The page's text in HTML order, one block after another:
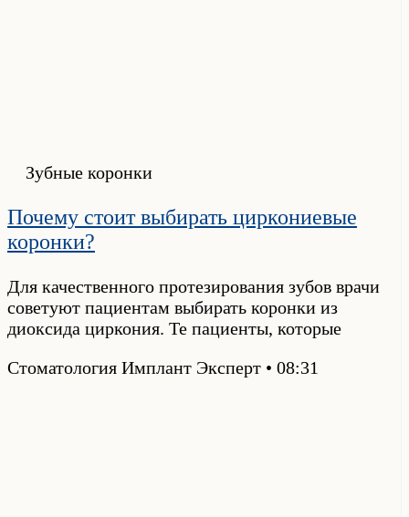
Зубные коронки
Почему стоит выбирать циркониевые
коронки?
Для качественного протезирования зубов врачи
советуют пациентам выбирать коронки из
диоксида циркония. Те пациенты, которые
Стоматология Имплант Эксперт
08:31